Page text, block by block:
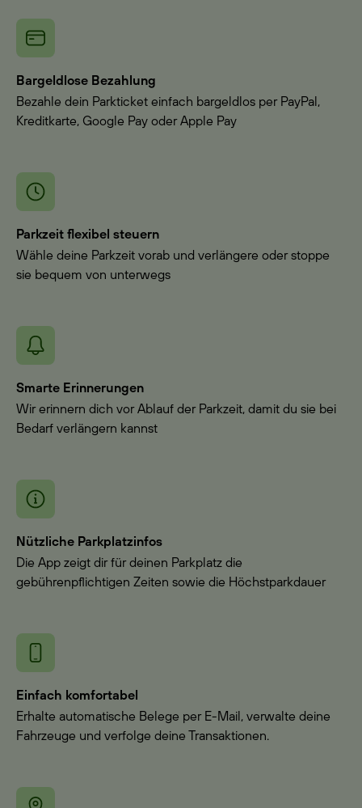
Bargeldlose Bezahlung
Bezahle dein Parkticket einfach bargeldlos per PayPal,
Kreditkarte, Google Pay oder Apple Pay
Parkzeit flexibel steuern
Wähle deine Parkzeit vorab und verlängere oder stoppe
sie bequem von unterwegs
Smarte Erinnerungen
Wir erinnern dich vor Ablauf der Parkzeit, damit du sie bei
Bedarf verlängern kannst
Nützliche Parkplatzinfos
Die App zeigt dir für deinen Parkplatz die
gebührenpflichtigen Zeiten sowie die Höchstparkdauer
Einfach komfortabel
Erhalte automatische Belege per E-Mail, verwalte deine
Fahrzeuge und verfolge deine Transaktionen.